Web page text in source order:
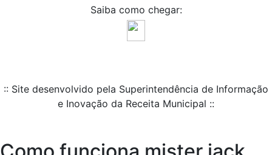
Saiba como chegar:
:: Site desenvolvido pela Superintendência de Informação
e Inovação da Receita Municipal ::